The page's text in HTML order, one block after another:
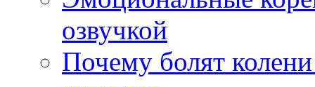
озвучкой
Почему болят